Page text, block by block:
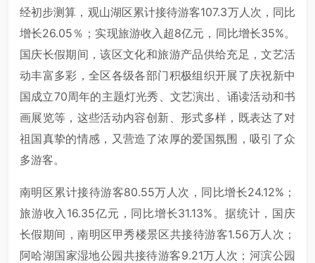
经初步测算，观山湖区累计接待游客107.3万人次，同比
增长26.05％；实现旅游收入超8亿元，同比增长35%。
国庆长假期间，该区文化和旅游产品供给充足，文艺活
动丰富多彩，全区各级各部门积极组织开展了庆祝新中
国成立70周年的主题灯光秀、文艺演出、诵读活动和书
画展览等，这些活动内容创新、形式多样，既表达了对
祖国真挚的情感，又营造了浓厚的爱国氛围，吸引了众
多游客。
南明区累计接待游客80.55万人次，同比增长24.12%；
旅游收入16.35亿元，同比增长31.13%。据统计，国庆
长假期间，南明区甲秀楼景区共接待游客1.56万人次；
阿哈湖国家湿地公园共接待游客9.21万人次；河滨公园